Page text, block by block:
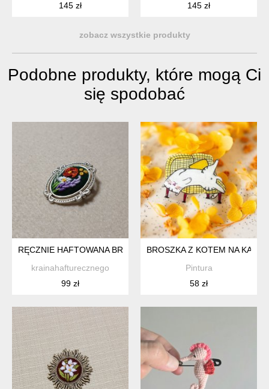
145 zł
145 zł
zobacz wszystkie produkty
Podobne produkty, które mogą Ci
się spodobać
RĘCZNIE HAFTOWANA BROSZKA DLA KLEMENTYNY
krainahafturecznego
99 zł
BROSZKA Z KOTEM NA
Pintura
58 zł